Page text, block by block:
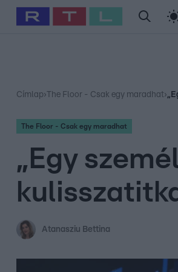
Babits Marcella Szellő István
Címlap› The Floor - Csak egy maradhat›
The Floor - Csak egy maradhat
„Egy
Atanasziu Bettina